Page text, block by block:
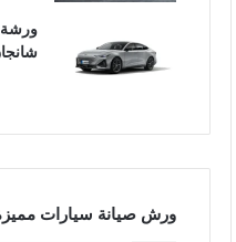
ورشة
ورش صيانة سيارات